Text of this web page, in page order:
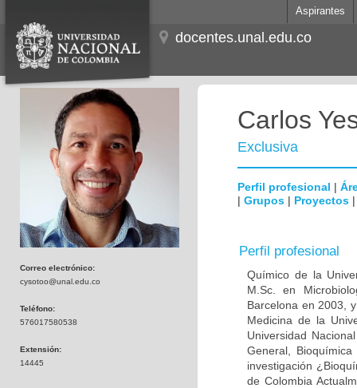
Aspirantes
docentes.unal.edu.co
Correo electrónico:
cysotoo@unal.edu.co
Teléfono:
576017580538
Extensión:
14445
Carlos
Exclusiva
Perfil profesional |
| Grupos | Proyectos
Perfil profesional
Químico de la
M.Sc. en
Barcelona en 2003,
Medicina de la
Universidad
General,
investigación
de Colombia